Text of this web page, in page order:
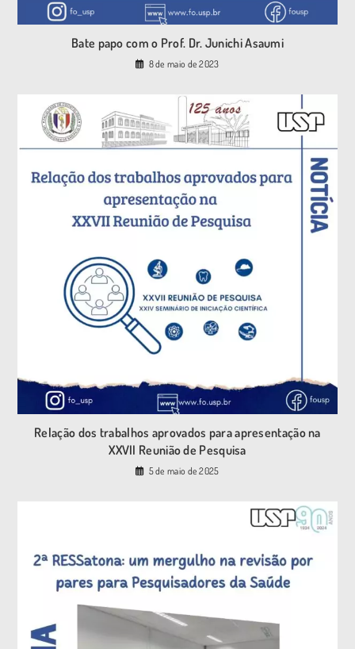
Bate papo com o Prof. Dr. Junichi Asaumi
8 de maio de 2023
Relação dos trabalhos aprovados para apresentação na
XXVII Reunião de Pesquisa
5 de maio de 2025